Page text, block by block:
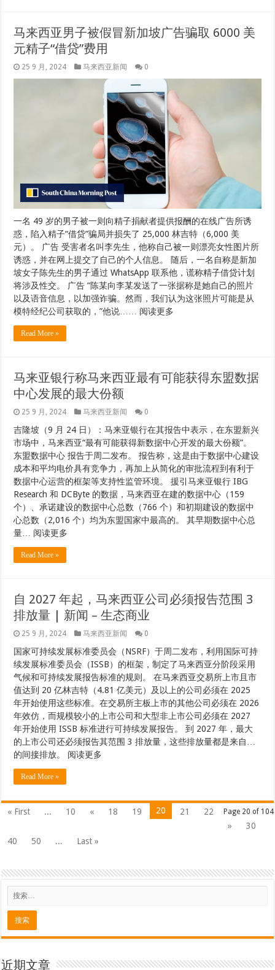
马来西亚男子被假冒新加坡广告骗取 6000 美
元精子“借贷”费用
25 9 月, 2024 马来西亚新闻 0
一名 49 岁的男子被一则向精子捐献者提供报酬的在线广告所诱
惑，陷入精子“借贷”骗局并损失了 25,000 林吉特（6,000 美
元）。 广告 受害者名叫李先生，他称自己被一则漂亮女性图片所
诱惑，并在网上提交了自己的个人信息。 随后，一名自称是新加
坡女子陈先生的男子通过 WhatsApp 联系他，谎称精子借贷计划
将涉及性交。 广告 “陈某向李某发送了一张据称是她自己的照片
以及语音信息，以加强诈骗。然而，我们认为这张照片可能是从
模特经纪公司获取的，”他说…… 阅读更多
Read More »
马来亚银行称马来西亚最有可能获得东盟数据
中心发展的最大份额
25 9 月, 2024 马来西亚新闻 0
吉隆坡（9 月 24 日）：马来亚银行在其报告中表示，在东盟新兴
市场中，马来西亚“最有可能获得新数据中心开发的最大份额”。
东盟数据中心 报告于周二发布。 报告称，这是由于数据中心建设
成本和平均电价具有竞争力，再加上从简化的审批流程到有利于
数据中心运营的框架等支持性监管环境。 援引马来亚银行 IBG
Research 和 DCByte 的数据，马来西亚在建的数据中心（159
个）、承诺建设的数据中心总数（766 个）和初期建设的数据中
心总数（2,016 个）均为东盟国家中最高的。 其早期数据中心总
量… 阅读更多
Read More »
自 2027 年起，马来西亚公司必须报告范围 3
排放量 | 新闻 – 生态商业
25 9 月, 2024 马来西亚新闻 0
国家可持续发展标准委员会（NSRF）于周二发布，利用国际可持
续发展标准委员会（ISSB）的框架，制定了马来西亚分阶段采用
气候和可持续发展报告标准的规则。 在马来西亚交易所上市且市
值达到 20 亿林吉特（4.81 亿美元）及以上的公司必须在 2025
年开始使用这些标准。在交易所主板上市的其他公司必须在 2026
年效仿，而规模较小的上市公司和大型非上市公司必须在 2027
年开始使用 ISSB 标准进行可持续发展报告。 到 2027 年，最大
的上市公司还必须报告其范围 3 排放量，这些排放量都是来自…
的间接排放。 阅读更多
Read More »
Page 20 of 104
« First ... 10 « 18 19 20 21
22
»
30
40
50 ... Last »
近期文章